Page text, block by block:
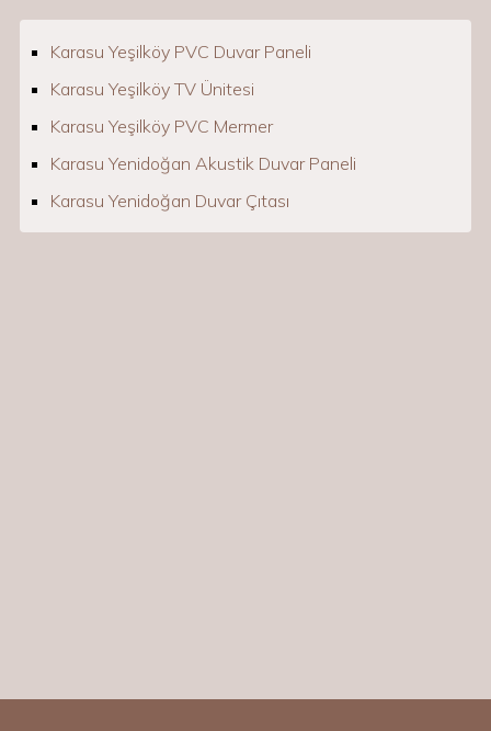
Karasu Yeşilköy PVC Duvar Paneli
Karasu Yeşilköy TV Ünitesi
Karasu Yeşilköy PVC Mermer
Karasu Yenidoğan Akustik Duvar Paneli
Karasu Yenidoğan Duvar Çıtası